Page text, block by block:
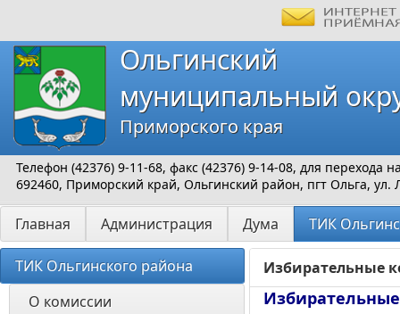
Ольгинский
муниципальный
Приморского края
Телефон (42376) 9-11-68, факс (42376) 9-14-08, для перехода
692460, Приморский край, Ольгинский район, пгт Ольга, ул.
Главная Администрация Дума ТИК
ТИК Ольгинского района
О комиссии
Избирательные